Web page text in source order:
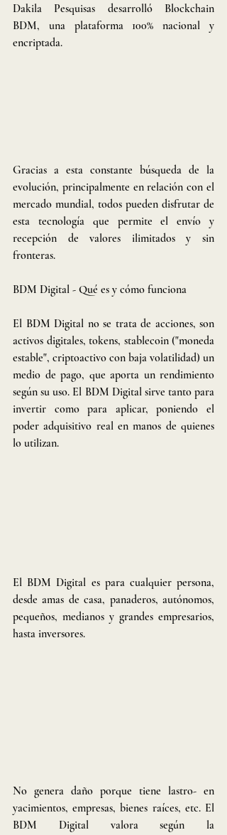
Dakila Pesquisas desarrolló Blockchain
BDM, una plataforma 100% nacional y
encriptada.
Gracias a esta constante búsqueda de la
evolución, principalmente en relación con el
mercado mundial, todos pueden disfrutar de
esta tecnología que permite el envío y
recepción de valores ilimitados y sin
fronteras.
BDM Digital - Qué es y cómo funciona
El BDM Digital no se trata de acciones, son
activos digitales, tokens, stablecoin ("moneda
estable", criptoactivo con baja volatilidad) un
medio de pago, que aporta un rendimiento
según su uso. El BDM Digital sirve tanto para
invertir como para aplicar, poniendo el
poder adquisitivo real en manos de quienes
lo utilizan.
El BDM Digital es para cualquier persona,
desde amas de casa, panaderos, autónomos,
pequeños, medianos y grandes empresarios,
hasta inversores.
No genera daño porque tiene lastro- en
yacimientos, empresas, bienes raíces, etc. El
BDM Digital valora según la